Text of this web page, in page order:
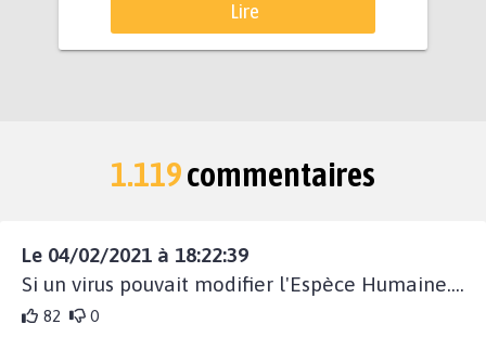
Lire
1.119commentaires
Le 04/02/2021 à 18:22:39
Si un virus pouvait modifier l'Espèce Humaine....
82 0